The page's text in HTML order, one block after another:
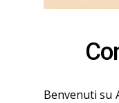
Benvenuti su